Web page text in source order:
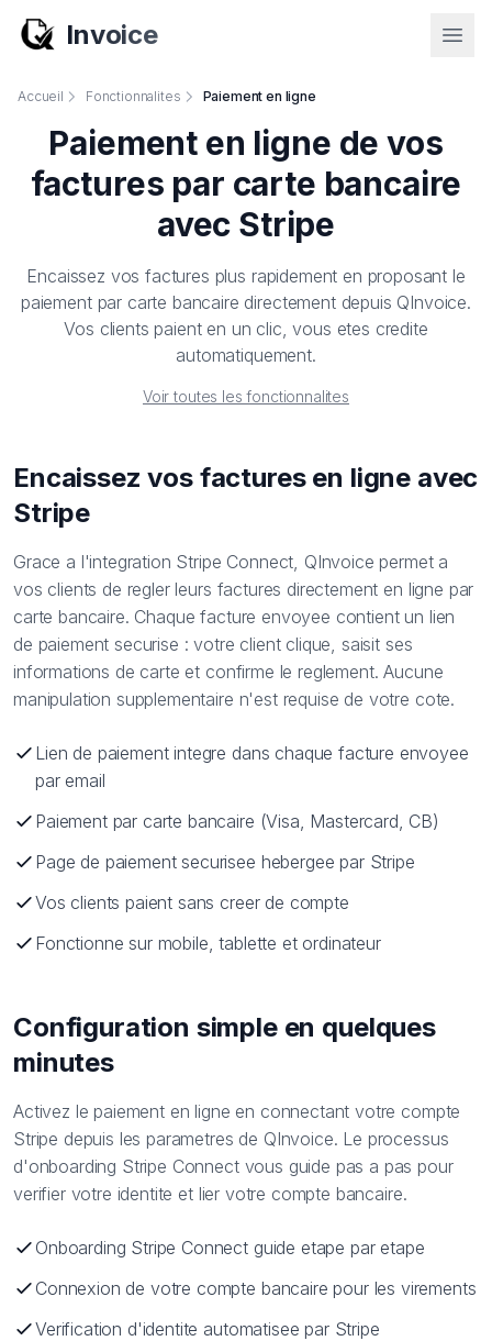
Invoice
Accueil Fonctionnalites Paiement en ligne
Paiement en ligne de vos
factures par carte bancaire
avec Stripe
Encaissez vos factures plus rapidement en proposant le
paiement par carte bancaire directement depuis QInvoice.
Vos clients paient en un clic, vous etes credite
automatiquement.
Voir toutes les fonctionnalites
Encaissez vos factures en ligne avec
Stripe
Grace a l'integration Stripe Connect, QInvoice permet a
vos clients de regler leurs factures directement en ligne par
carte bancaire. Chaque facture envoyee contient un lien
de paiement securise : votre client clique, saisit ses
informations de carte et confirme le reglement. Aucune
manipulation supplementaire n'est requise de votre cote.
Lien de paiement integre dans chaque facture envoyee
par email
Paiement par carte bancaire (Visa, Mastercard, CB)
Page de paiement securisee hebergee par Stripe
Vos clients paient sans creer de compte
Fonctionne sur mobile, tablette et ordinateur
Configuration simple en quelques
minutes
Activez le paiement en ligne en connectant votre compte
Stripe depuis les parametres de QInvoice. Le processus
d'onboarding Stripe Connect vous guide pas a pas pour
verifier votre identite et lier votre compte bancaire.
Onboarding Stripe Connect guide etape par etape
Connexion de votre compte bancaire pour les virements
Verification d'identite automatisee par Stripe